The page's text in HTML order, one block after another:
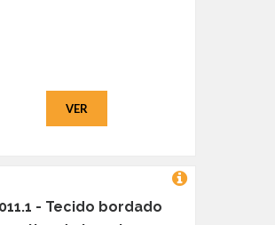
VER
- Tecido bordado